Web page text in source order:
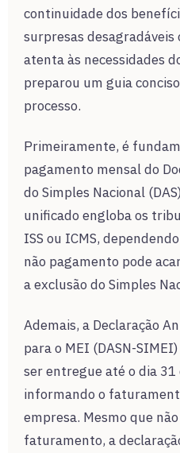
continuidade dos
surpresas desagradáveis
atenta às necessidades
preparou um guia
processo.
Primeiramente, é
pagamento mensal do
do Simples Nacional
unificado engloba os
ISS ou ICMS,
não pagamento pode
a exclusão do Simples
Ademais, a Declaração
para o MEI (DASN-
ser entregue até o dia 31
informando o
empresa. Mesmo que
faturamento, a